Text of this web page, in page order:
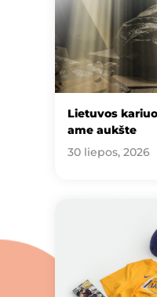
Lietuvos
ame aukšte
30 liepos, 2026